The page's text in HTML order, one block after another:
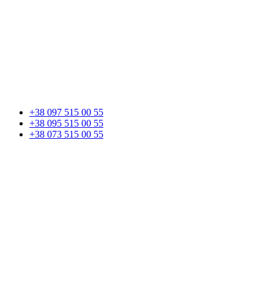
+38 097 515 00 55
+38 095 515 00 55
+38 073 515 00 55